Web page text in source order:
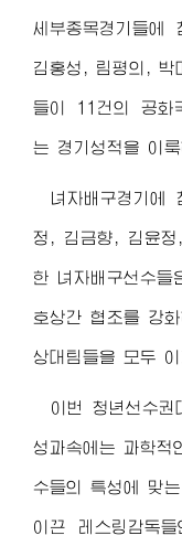
세부종목경기들에
김홍성, 림평의, 박
들이 11건의 공화
는 경기성적을 이룩
녀자배구경기
정, 김금향, 김윤
한 녀자배구선수
호상간 협조를 강
상대팀들을 모두
이번 청년선수
성과속에는 과학적
수들의 특성에 맞
이끈 레스링감독